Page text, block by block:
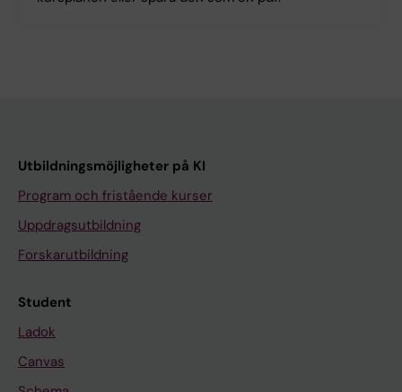
Utbildningsmöjligheter på KI
Program och fristående kurser
Uppdragsutbildning
Forskarutbildning
Student
Ladok
Canvas